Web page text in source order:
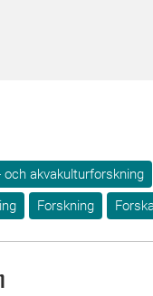
och akvakulturforskning
Forskning